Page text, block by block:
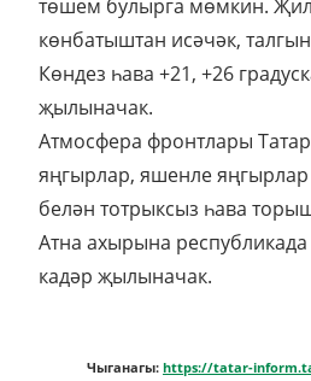
төшем булырга мөмкин.
көнбатыштан исәчәк,
Көндез һава +21, +26
җылыначак.
Атмосфера фронтлары
яңгырлар, яшенле
белән тотрыксыз һава
Атна ахырына республикада
кадәр җылыначак.
Чыганагы: https://tatar-